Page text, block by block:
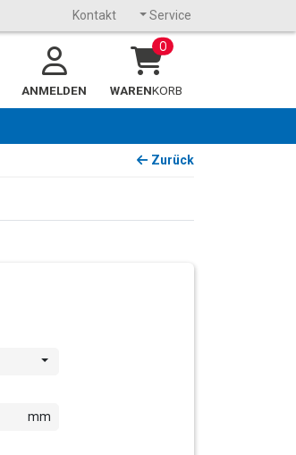
Kontakt Service
ANMELDEN
0
WARENKORB
Zurück
mm